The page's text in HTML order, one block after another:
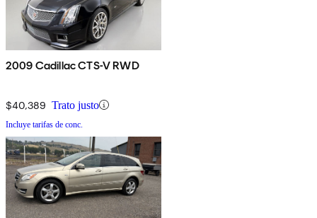
2009 Cadillac CTS-V RWD
$40,389 Trato justo
Incluye tarifas de conc.